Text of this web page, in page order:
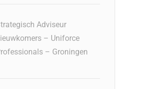
Adviseur
– Uniforce
– Groningen